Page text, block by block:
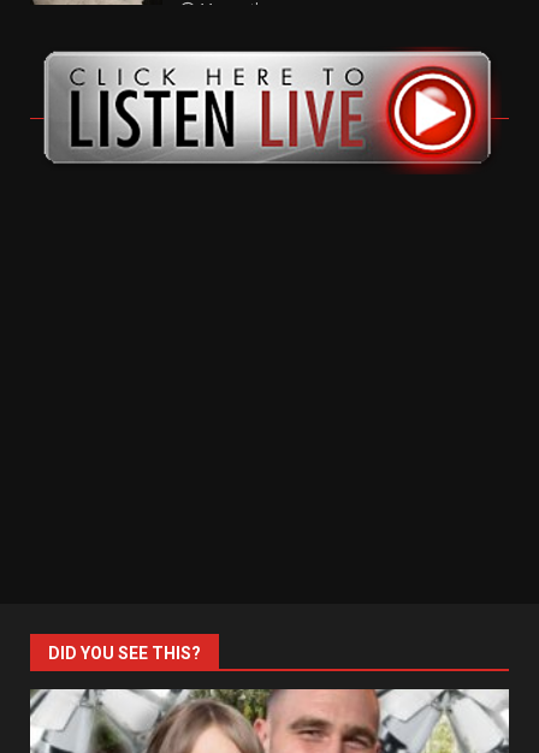
11 months ago
DID YOU SEE THIS?